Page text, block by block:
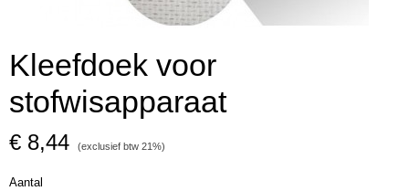
Kleefdoek voor
stofwisapparaat
€ 8,44 (exclusief btw 21%)
Aantal